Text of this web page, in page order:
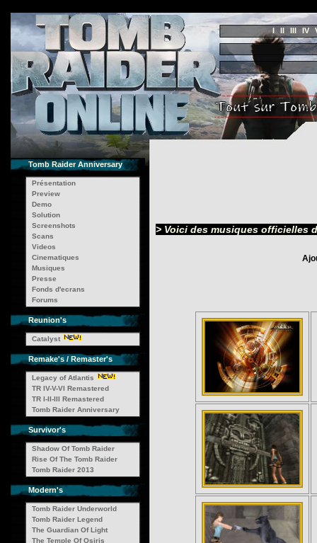
I II III IV
Tomb Raider Anniversary
Présentation
Preview
Demo
Solution
Screenshots
Scans
Videos
Cinematiques
Musiques
Presse
Fonds d'ecrans
Forums
Reunion's
Catalyst
Remake's / Remaster's
Legacy of Atlantis
TR IV-V-VI Remastered
TR I-II-III Remastered
Tomb Raider Anniversary
Survivor's
Shadow Of Tomb Raider
Rise Of The Tomb Raider
Tomb Raider 2013
Modern's
Tomb Raider Underworld
Tomb Raider Legend
The Guardian Of Light
The Temple Of Osiris
> Voici des musiques officielles